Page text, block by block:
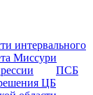
интервального
Миссури
ПСБ
ЦБ